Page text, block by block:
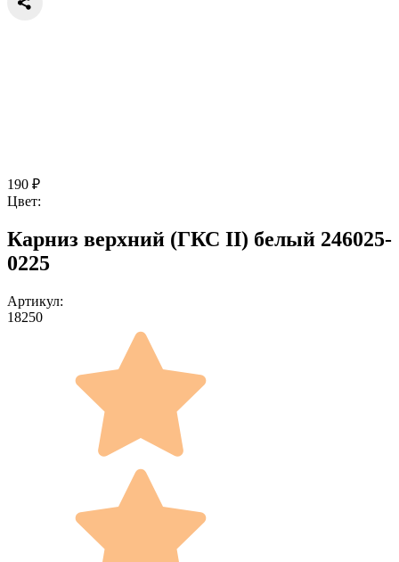
190 ₽
Цвет:
Карниз верхний (ГКС II) белый 246025-
0225
Артикул:
18250